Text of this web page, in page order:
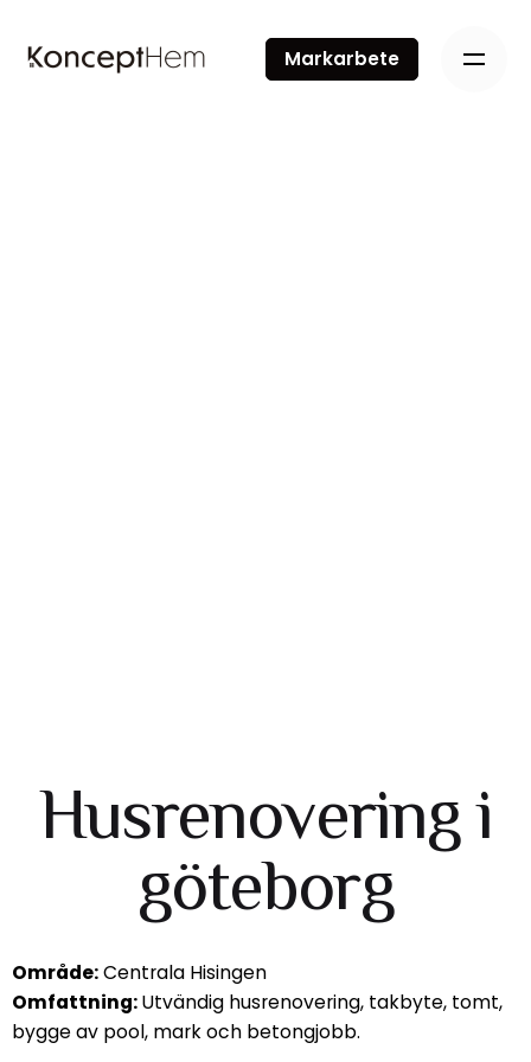
Markarbete
Husrenovering i
göteborg
Område:Centrala Hisingen
Omfattning:Utvändig husrenovering, takbyte, tomt,
bygge av pool, mark och betongjobb.